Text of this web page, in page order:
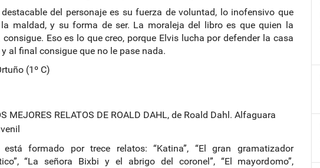
del personaje es su fuerza de voluntad, lo inofensivo que
maldad, y su forma de ser. La moraleja del libro es que quien la
consigue. Eso es lo que creo, porque Elvis lucha por defender la casa
al final consigue que no le pase nada.
(1º C)
MEJORES RELATOS DE ROALD DAHL, de Roald Dahl. Alfaguara
formado por trece relatos: “Katina”, “El gran gramatizador
“La señora Bixbi y el abrigo del coronel”, “El mayordomo”,